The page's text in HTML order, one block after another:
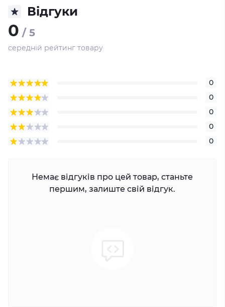
Відгуки
0 / 5
середній рейтинг товару
0
0
0
0
0
Немає відгуків про цей товар, станьте
першим, залиште свій відгук.